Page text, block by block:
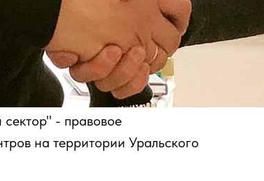
- правовое
на территории Уральского